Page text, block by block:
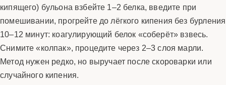
кипящего) бульона взбейте 1–2 белка, введите при
помешивании, прогрейте до лёгкого кипения без бурления
10–12 минут: коагулирующий белок «соберёт» взвесь.
Снимите «колпак», процедите через 2–3 слоя марли.
Метод нужен редко, но выручает после скороварки или
случайного кипения.